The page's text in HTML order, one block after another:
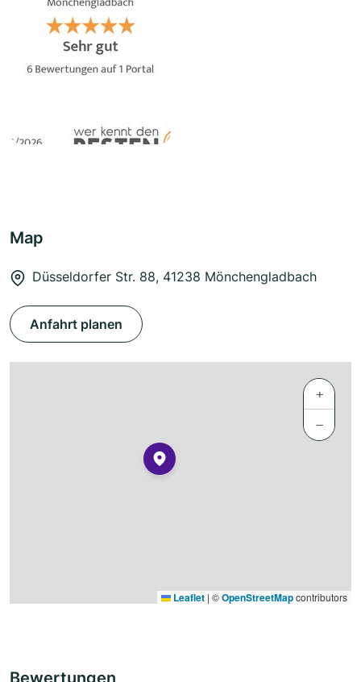
Map
Düsseldorfer Str. 88, 41238 Mönchengladbach
Anfahrt planen
+
−
Leaflet | ©OpenStreetMapcontributors